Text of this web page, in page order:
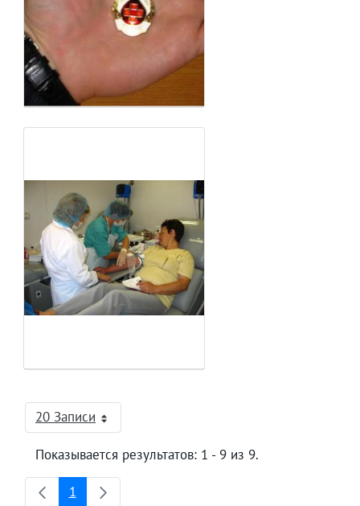
20 ЗаписиНа страницу
Показывается результатов: 1 - 9 из 9.
Страница
1